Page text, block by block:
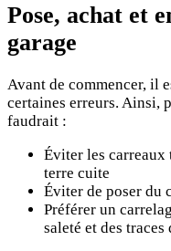
Pose, achat et
garage
Avant de commencer, il
certaines erreurs. Ainsi,
faudrait :
Éviter les carreaux
terre cuite
Éviter de poser du
Préférer un
saleté et des traces